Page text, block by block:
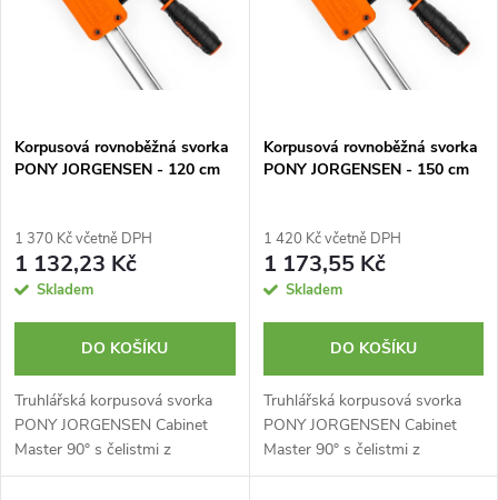
r
o
d
u
k
t
p
r
o
d
k
t
Korpusová rovnoběžná svorka
PONY JORGENSEN - 120 cm
1 370 Kč včetně DPH
1 132,23 Kč
Skladem
DO KOŠÍKU
Truhlářská korpusová svorka
PONY JORGENSEN Cabinet
Master 90° s čelistmi z
odolného plastu. Plochá tyč z
Korpusová rovnoběžná svorka
PONY JORGENSEN - 150 cm
1 420 Kč včetně DPH
1 173,55 Kč
Skladem
DO KOŠÍKU
Truhlářská korpusová svorka
PONY JORGENSEN Cabinet
Master 90° s čelistmi z
odolného plastu. Plochá tyč z